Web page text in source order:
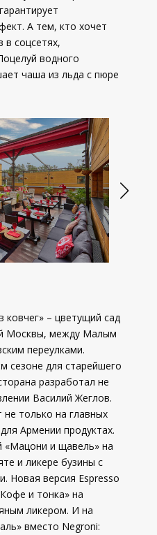
А тем, кто хочет
в соцсетях,
водного
чаша из льда с пюре
ковчег» – цветущий сад
Москвы, между Малым
переулками.
сезоне для старейшего
разработал не
Василий Жеглов.
не только на главных
Армении продуктах.
«Мацони и щавель» на
и ликере бузины с
Новая версия Espresso
и тонка» на
ликером. И на
вместо Negroni: